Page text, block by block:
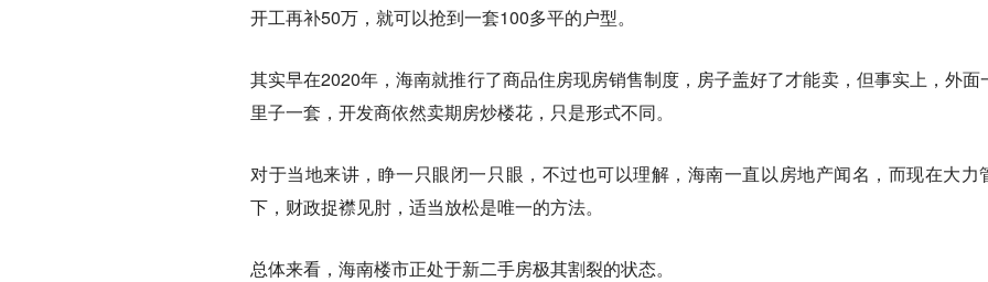
开工再补50万，就可以抢到一套100多平的户型。
其实早在2020年，海南就推行了商品住房现房销售制度，房子盖好了才能卖，但事实上，外面
里子一套，开发商依然卖期房炒楼花，只是形式不同。
对于当地来讲，睁一只眼闭一只眼，不过也可以理解，海南一直以房地产闻名，而现在大力
下，财政捉襟见肘，适当放松是唯一的方法。
总体来看，海南楼市正处于新二手房极其割裂的状态。